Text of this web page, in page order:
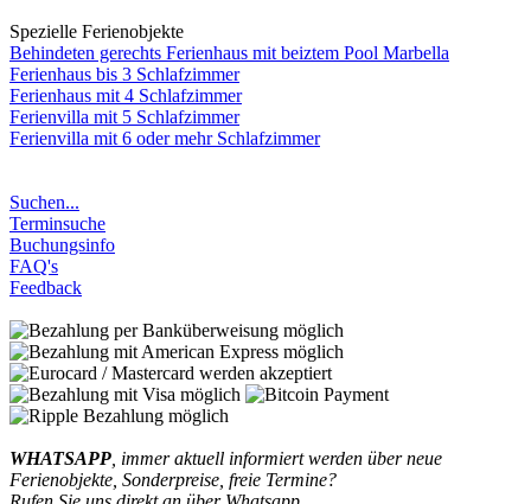
Spezielle Ferienobjekte
Behindeten gerechts Ferienhaus mit beiztem Pool Marbella
Ferienhaus bis 3 Schlafzimmer
Ferienhaus mit 4 Schlafzimmer
Ferienvilla mit 5 Schlafzimmer
Ferienvilla mit 6 oder mehr Schlafzimmer
Suchen...
Terminsuche
Buchungsinfo
FAQ's
Feedback
WHATSAPP , immer aktuell informiert werden über neue
Ferienobjekte, Sonderpreise, freie Termine?